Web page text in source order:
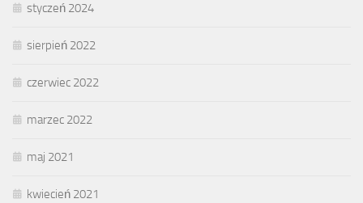
styczeń 2024
sierpień 2022
czerwiec 2022
marzec 2022
maj 2021
kwiecień 2021